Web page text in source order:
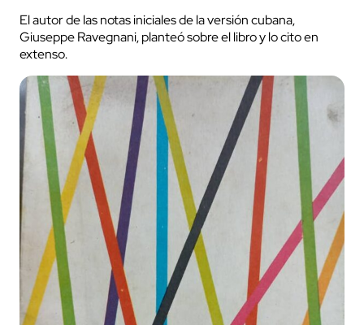
El autor de las notas iniciales de la versión cubana,
Giuseppe Ravegnani, planteó sobre el libro y lo cito en
extenso.